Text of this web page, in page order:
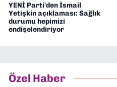
YENİ Parti'den İsmail
Yetişkin açıklaması: Sağlık
durumu hepimizi
endişelendiriyor
Özel Haber